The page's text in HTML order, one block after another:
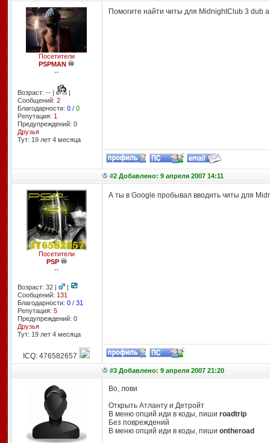
Посетители
PSPMAN
--
Возраст: -- |
|
Сообщений: 2
Благодарности: 0/ 0
Репутация: 1
Предупреждений: 0
Друзья
Тут: 19 лет 4 месяцa
Помогите найти читы для MidnightClub 3 dub
#2 Добавлено: 9 апреля 2007 14:11
Посетители
PSP
--
Возраст: 32 |
|
Сообщений: 131
Благодарности: 0/ 31
Репутация: 5
Предупреждений: 0
Друзья
Тут: 19 лет 4 месяцa
А ты в Google пробывал вводить читы для
ICQ: 476582657
#3 Добавлено: 9 апреля 2007 21:20
Во, лови
Открыть Атланту и Детройт
В меню опций иди в коды, пиши roadtrip
Без повреждений
В меню опций иди в коды, пиши ontheroad